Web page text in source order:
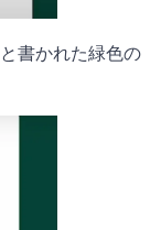
と書かれた緑色の